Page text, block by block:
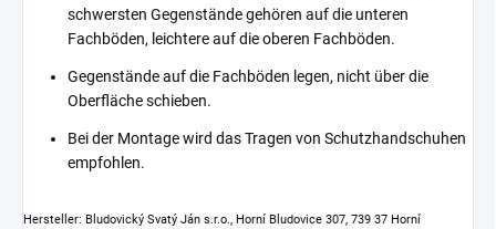
schwersten Gegenstände gehören auf die unteren
Fachböden, leichtere auf die oberen Fachböden.
Gegenstände auf die Fachböden legen, nicht über die
Oberfläche schieben.
Bei der Montage wird das Tragen von Schutzhandschuhen
empfohlen.
Hersteller: Bludovický Svatý Ján s.r.o., Horní Bludovice 307, 739 37 Horní